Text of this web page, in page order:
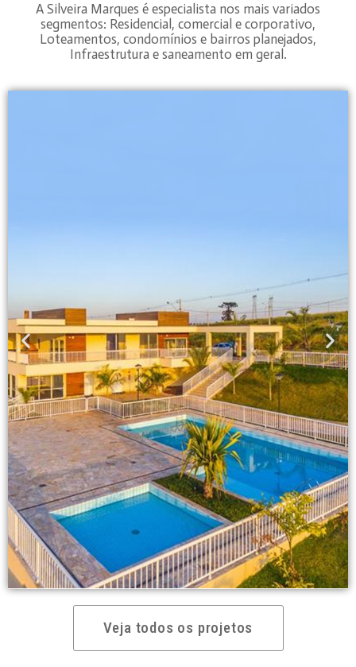
A Silveira Marques é especialista nos mais variados
segmentos: Residencial, comercial e corporativo,
Loteamentos, condomínios e bairros planejados,
Infraestrutura e saneamento em geral.
Veja todos os projetos